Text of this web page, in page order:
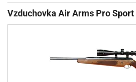
OPTIKA
STŘELIVO
Vzduchovka Air Arms Pro Sport